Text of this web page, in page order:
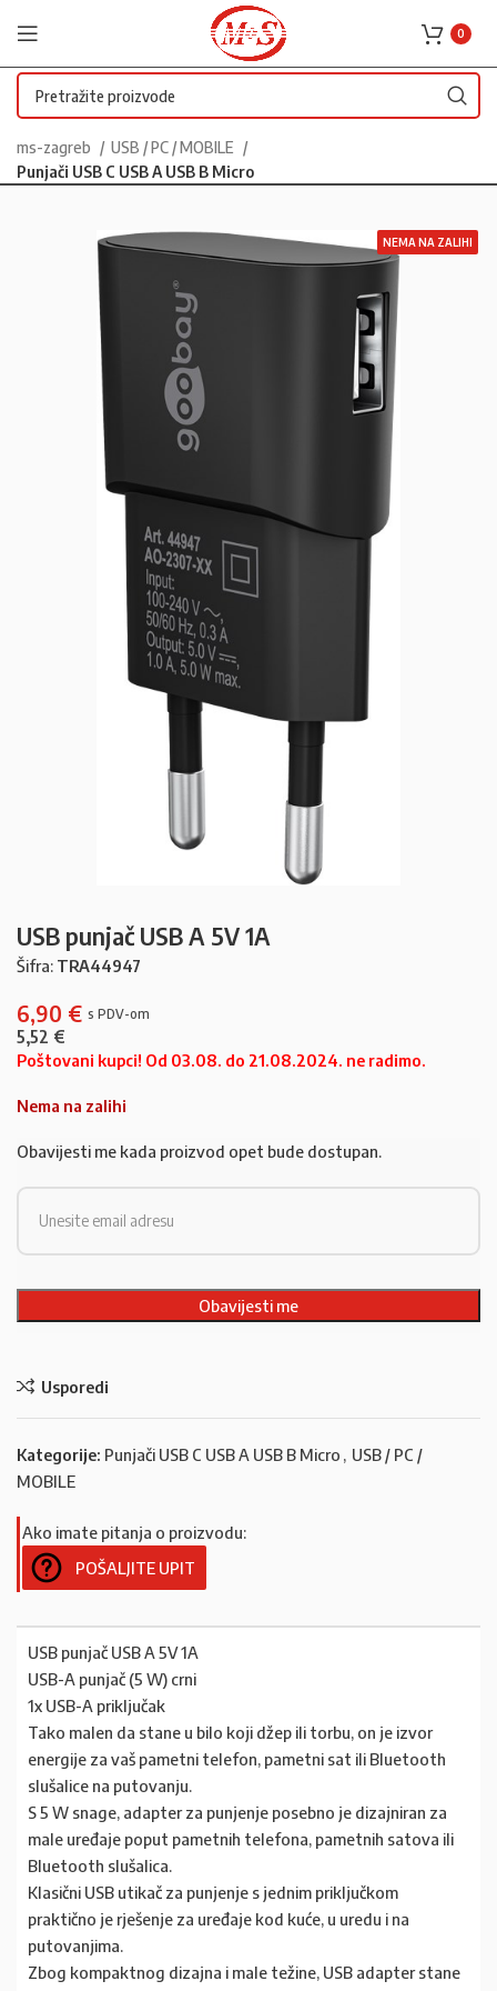
0
ms-zagreb
USB / PC / MOBILE
Punjači USB C USB A USB B Micro
NEMA NA ZALIHI
USB punjač USB A 5V 1A
Šifra: TRA44947
6,90 €
5,52 €
Poštovani kupci! Od 03.08. do 21.08.2024. ne radimo.
Nema na zalihi
Obavijesti me kada proizvod opet bude dostupan.
Usporedi
Kategorije: Punjači USB C USB A USB B Micro , USB / PC /
MOBILE
Ako imate pitanja o proizvodu:
POŠALJITE UPIT
USB punjač USB A 5V 1A
USB-A punjač (5 W) crni
1x USB-A priključak
Tako malen da stane u bilo koji džep ili torbu, on je izvor
energije za vaš pametni telefon, pametni sat ili Bluetooth
slušalice na putovanju.
S 5 W snage, adapter za punjenje posebno je dizajniran za
male uređaje poput pametnih telefona, pametnih satova ili
Bluetooth slušalica.
Klasični USB utikač za punjenje s jednim priključkom
praktično je rješenje za uređaje kod kuće, u uredu i na
putovanjima.
Zbog kompaktnog dizajna i male težine, USB adapter stane